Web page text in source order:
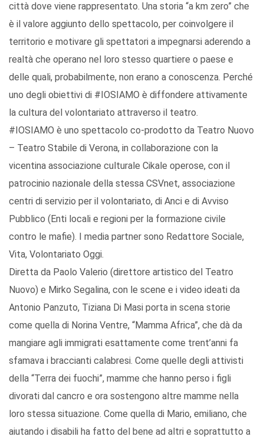
città dove viene rappresentato. Una storia “a km zero” che
è il valore aggiunto dello spettacolo, per coinvolgere il
territorio e motivare gli spettatori a impegnarsi aderendo a
realtà che operano nel loro stesso quartiere o paese e
delle quali, probabilmente, non erano a conoscenza. Perché
uno degli obiettivi di #IOSIAMO è diffondere attivamente
la cultura del volontariato attraverso il teatro.
#IOSIAMO è uno spettacolo co-prodotto da Teatro Nuovo
– Teatro Stabile di Verona, in collaborazione con la
vicentina associazione culturale Cikale operose, con il
patrocinio nazionale della stessa CSVnet, associazione
centri di servizio per il volontariato, di Anci e di Avviso
Pubblico (Enti locali e regioni per la formazione civile
contro le mafie). I media partner sono Redattore Sociale,
Vita, Volontariato Oggi.
Diretta da Paolo Valerio (direttore artistico del Teatro
Nuovo) e Mirko Segalina, con le scene e i video ideati da
Antonio Panzuto, Tiziana Di Masi porta in scena storie
come quella di Norina Ventre, “Mamma Africa”, che dà da
mangiare agli immigrati esattamente come trent’anni fa
sfamava i braccianti calabresi. Come quelle degli attivisti
della “Terra dei fuochi”, mamme che hanno perso i figli
divorati dal cancro e ora sostengono altre mamme nella
loro stessa situazione. Come quella di Mario, emiliano, che
aiutando i disabili ha fatto del bene ad altri e soprattutto a